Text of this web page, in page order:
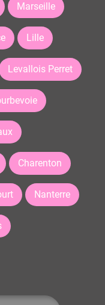
Marseille
Lille
Levallois Perret
Charenton
Nanterre